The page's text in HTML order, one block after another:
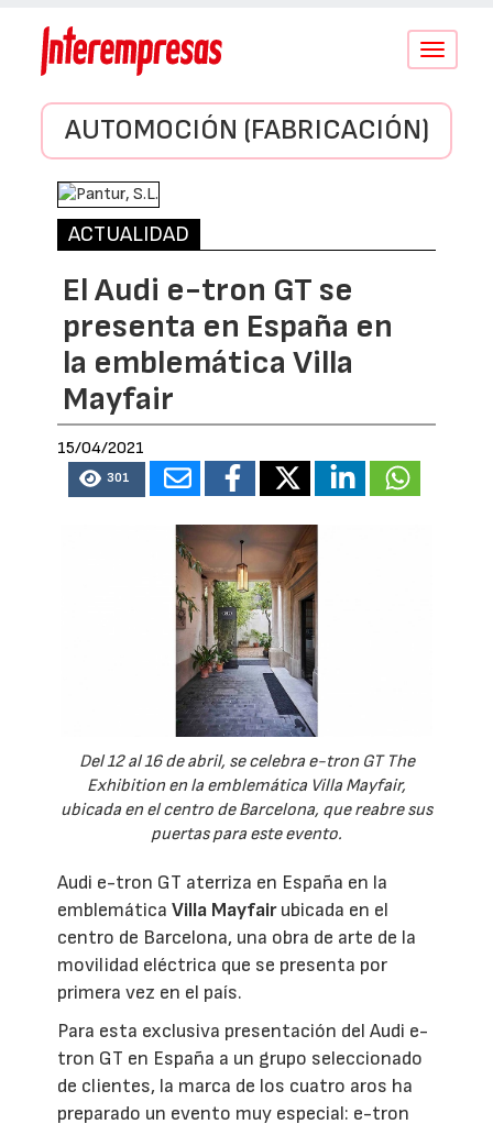
Conmutar
AUTOMOCIÓN (FABRICACIÓN)
ACTUALIDAD
El Audi e-tron GT se
presenta en España en
la emblemática Villa
Mayfair
15/04/2021
301
Del 12 al 16 de abril, se celebra e-tron GT The
Exhibition en la emblemática Villa Mayfair,
ubicada en el centro de Barcelona, que reabre sus
puertas para este evento.
Audi e-tron GT aterriza en España en la
emblemáticaVilla Mayfairubicada en el
centro de Barcelona, una obra de arte de la
movilidad eléctrica que se presenta por
primera vez en el país.
Para esta exclusiva presentación del Audi e-
tron GT en España a un grupo seleccionado
de clientes, la marca de los cuatro aros ha
preparado un evento muy especial: e-tron